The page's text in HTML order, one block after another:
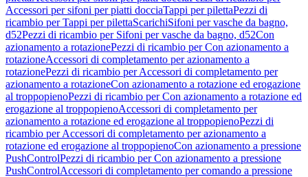
Accessori per sifoni per piatti docciaTappi per pilettaPezzi di
ricambio per Tappi per pilettaScarichiSifoni per vasche da bagno,
d52Pezzi di ricambio per Sifoni per vasche da bagno, d52Con
azionamento a rotazionePezzi di ricambio per Con azionamento a
rotazioneAccessori di completamento per azionamento a
rotazionePezzi di ricambio per Accessori di completamento per
azionamento a rotazioneCon azionamento a rotazione ed erogazione
al troppopienoPezzi di ricambio per Con azionamento a rotazione ed
erogazione al troppopienoAccessori di completamento per
azionamento a rotazione ed erogazione al troppopienoPezzi di
ricambio per Accessori di completamento per azionamento a
rotazione ed erogazione al troppopienoCon azionamento a pressione
PushControlPezzi di ricambio per Con azionamento a pressione
PushControlAccessori di completamento per comando a pressione